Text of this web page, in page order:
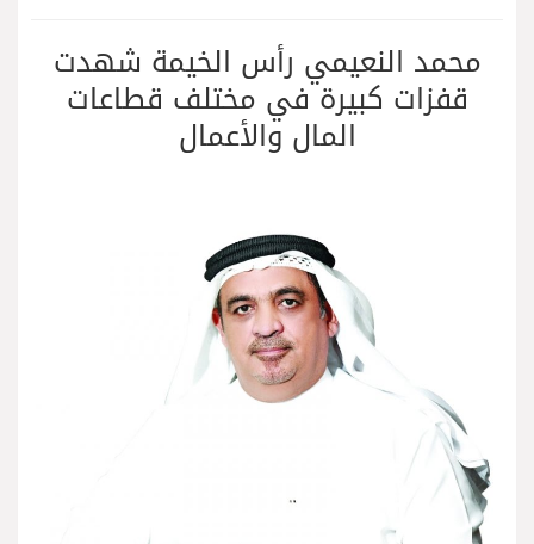
محمد النعيمي رأس الخيمة شهدت
قفزات كبيرة في مختلف قطاعات
المال والأعمال